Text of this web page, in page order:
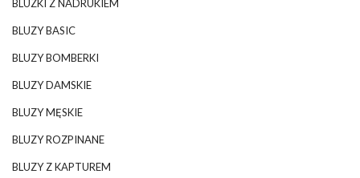
BLUZKI Z NADRUKIEM
BLUZY BASIC
BLUZY BOMBERKI
BLUZY DAMSKIE
BLUZY MĘSKIE
BLUZY ROZPINANE
BLUZY Z KAPTUREM